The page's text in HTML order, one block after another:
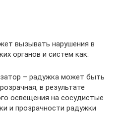
вызывать нарушения в
органов и систем как:
– радужка может быть
в результате
освещения на сосудистые
и прозрачности радужки